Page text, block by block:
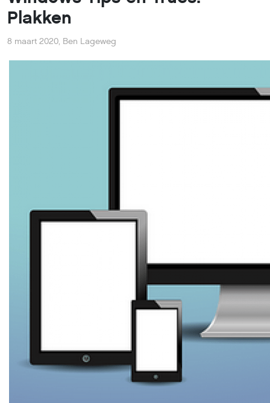
Plakken
8 maart 2020, Ben Lageweg